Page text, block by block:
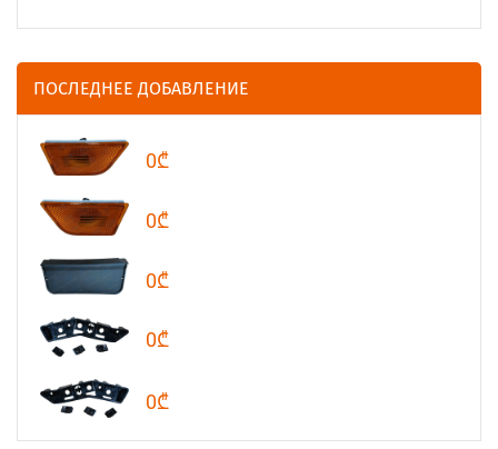
ПОСЛЕДНЕЕ ДОБАВЛЕНИЕ
0₾
0₾
0₾
0₾
0₾